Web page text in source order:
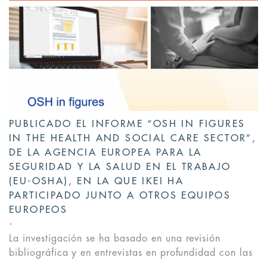
PUBLICADO EL INFORME “OSH IN FIGURES
IN THE HEALTH AND SOCIAL CARE SECTOR”,
DE LA AGENCIA EUROPEA PARA LA
SEGURIDAD Y LA SALUD EN EL TRABAJO
(EU-OSHA), EN LA QUE IKEI HA
PARTICIPADO JUNTO A OTROS EQUIPOS
EUROPEOS
La investigación se ha basado en una revisión
bibliográfica y en entrevistas en profundidad con las